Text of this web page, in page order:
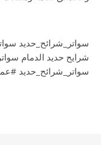
سواتر_شرائح_حديد
شرايح حديد الدمام
سواتر_شرائح_حديد